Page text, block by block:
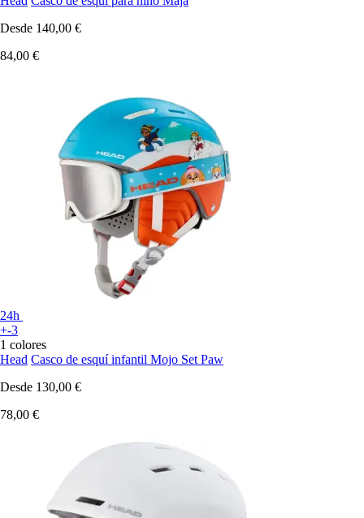
Desde 140,00 €
84,00 €
24h
+-3
1 colores
Head Casco de esquí infantil Mojo Set Paw
Desde 130,00 €
78,00 €